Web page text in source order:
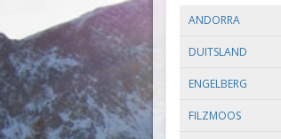
ANDORRA
DUITSLAND
ENGELBERG
FILZMOOS